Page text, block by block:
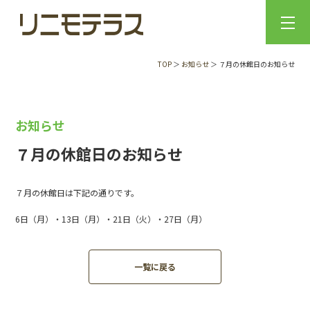
TOP＞ お知らせ＞ ７月の休館日のお知らせ
お知らせ
７月の休館日のお知らせ
７月の休館日は下記の通りです。
6日（月）・13日（月）・21日（火）・27日（月）
一覧に戻る